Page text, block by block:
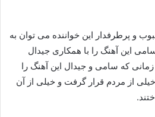
و پرطرفدار این خواننده می‌ توان به
این آهنگ را با همکاری جیدال
که سامی و جیدال این آهنگ را
از مردم قرار گرفت و خیلی از آن